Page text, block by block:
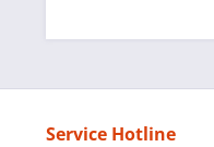
Service Hotline